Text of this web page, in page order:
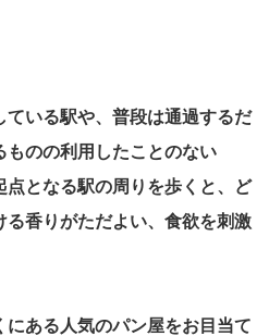
いる駅や、普段は通過するだ
ものの利用したことのない
となる駅の周りを歩くと、ど
る香りがただよい、食欲を刺激
ある人気のパン屋をお目当て
声を送る
部電力